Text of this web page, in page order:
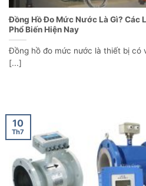
Đồng Hồ Đo Mức Nước Là Gì? Các
Phổ Biến Hiện Nay
Đồng hồ đo mức nước là thiết bị có
[...]
10
Th7